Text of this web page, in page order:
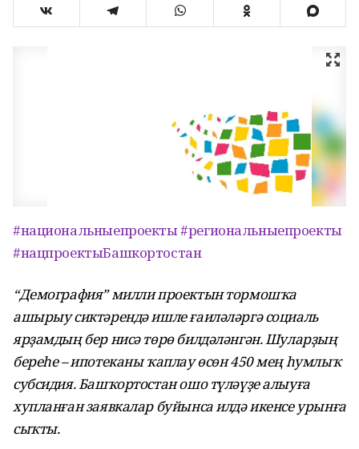
#национальныепроекты#региональныепроекты
#нацпроектыБашкортостан
“Демография” милли проектын тормошҡа
ашырыу сиктәрендә ишле ғаиләләргә социаль
ярҙамдың бер нисә төрө билдәләнгән. Шуларҙың
береһе – ипотеканы ҡаплау өсөн 450 мең һумлыҡ
субсидия. Башҡортостан ошо түләүҙе алыуға
хупланған заявкалар буйынса илдә икенсе урынға
сыҡты.